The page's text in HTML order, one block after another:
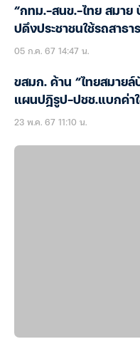
“กทม.-สนข.-ไทย สมาย
ปดึงประชาชนใช้รถสาธา
05 ก.ค. 67 14:47 น.
ขสมก. ค้าน “ไทยสมาย
แผนปฎิรูป-ปชช.แบกค่าใ
23 พ.ค. 67 11:10 น.